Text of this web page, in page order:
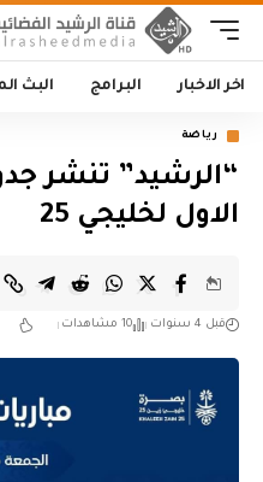
اخر الاخبار البرامج البث
رياضة
“الرشيد” تنشر
الاول لخليجي 25
قبل 4 سنوات 10 مشاهدات